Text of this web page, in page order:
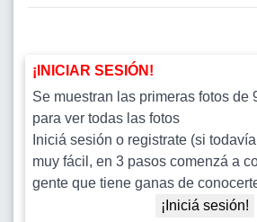
¡INICIAR SESIÓN!
Se muestran las primeras fotos de
para ver todas las fotos
Iniciá sesión o registrate (si
muy fácil, en 3 pasos comenzá a
gente que tiene ganas de
¡Iniciá sesión!